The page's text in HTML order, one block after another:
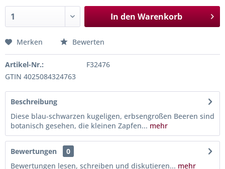
In den Warenkorb
Merken Bewerten
Artikel-Nr.:
F32476
GTIN 4025084324763
Beschreibung
Diese blau-schwarzen kugeligen, erbsengroßen Beeren sind
botanisch gesehen, die kleinen Zapfen... mehr
Bewertungen
0
Bewertungen lesen, schreiben und diskutieren... mehr